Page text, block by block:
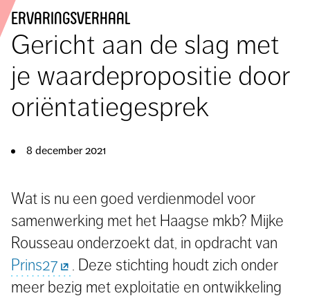
ervaringsverhaal
Gericht aan de slag met
je waardepropositie door
oriëntatiegesprek
8 december 2021
Wat is nu een goed verdienmodel voor
samenwerking met het Haagse mkb? Mijke
Rousseau onderzoekt dat, in opdracht van
Prins27
. Deze stichting houdt zich onder
meer bezig met exploitatie en ontwikkeling